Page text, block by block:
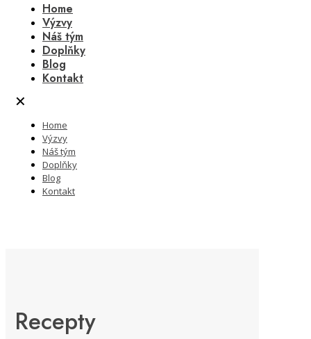
Home
Výzvy
Náš tým
Doplňky
Blog
Kontakt
✕
Home
Výzvy
Náš tým
Doplňky
Blog
Kontakt
Recepty